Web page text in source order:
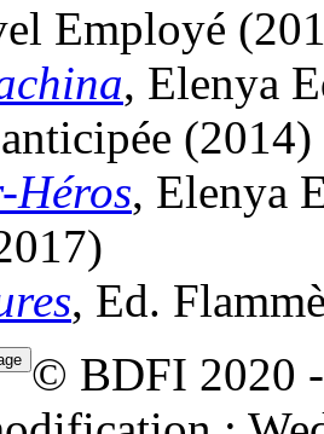
Employé
, Elenya
(2014)
Héros, Elenya
, Ed.
© BDFI 2020